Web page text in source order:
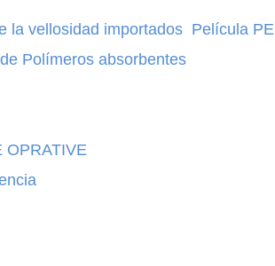
importados Película PE
absorbentes